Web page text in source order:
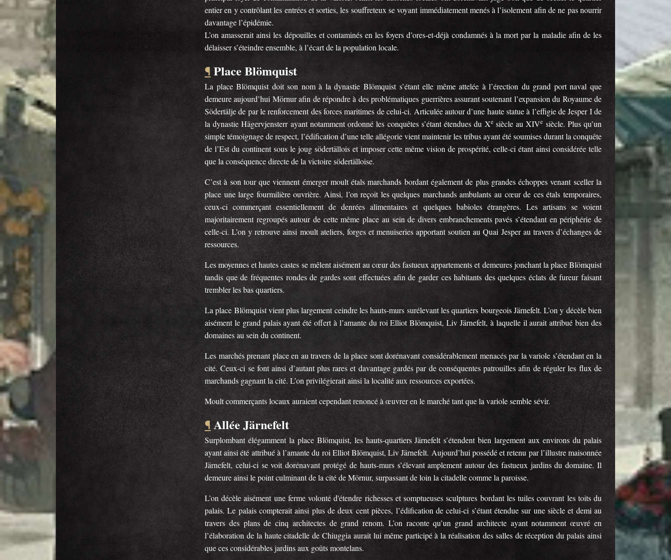
entier en y contrôlant les entrées et sorties, les souffreteux se voyant immédiatement menés à l’isolement afin de ne pas nourrir
davantage l’épidémie.
L’on amasserait ainsi les dépouilles et contaminés en les foyers d’ores-et-déjà condamnés à la mort par la maladie afin de les
délaisser s’éteindre ensemble, à l’écart de la population locale.
¶ Place Blömquist
La place Blömquist doit son nom à la dynastie Blömquist s’étant elle même attelée à l’érection du grand port naval que
demeure aujourd’hui Mörnur afin de répondre à des problématiques guerrières assurant soutenant l’expansion du Royaume de
Södertälje de par le renforcement des forces maritimes de celui-ci. Articulée autour d’une haute statue à l’effigie de Jesper I de
la dynastie Hägervjensterr ayant notamment ordonné les conquêtes s’étant étendues du Xesiècle au XIVe siècle. Plus qu’un
simple témoignage de respect, l’édification d’une telle allégorie vient maintenir les tribus ayant été soumises durant la conquête
de l’Est du continent sous le joug södertällois et imposer cette même vision de prospérité, celle-ci étant ainsi considérée telle
que la conséquence directe de la victoire södertälloise.
C’est à son tour que viennent émerger moult étals marchands bordant également de plus grandes échoppes venant sceller la
place une large fourmilière ouvrière. Ainsi, l’on reçoit les quelques marchands ambulants au cœur de ces étals temporaires,
ceux-ci commerçant essentiellement de denrées alimentaires et quelques babioles étrangères. Les artisans se voient
majoritairement regroupés autour de cette même place au sein de divers embranchements pavés s’étendant en périphérie de
celle-ci. L’on y retrouve ainsi moult ateliers, forges et menuiseries apportant soutien au Quai Jesper au travers d’échanges de
ressources.
Les moyennes et hautes castes se mêlent aisément au cœur des fastueux appartements et demeures jonchant la place Blömquist
tandis que de fréquentes rondes de gardes sont effectuées afin de garder ces habitants des quelques éclats de fureur faisant
trembler les bas quartiers.
La place Blömquist vient plus largement ceindre les hauts-murs surélevant les quartiers bourgeois Järnefelt. L’on y décèle bien
aisément le grand palais ayant été offert à l’amante du roi Elliot Blömquist, Liv Järnefelt, à laquelle il aurait attribué bien des
domaines au sein du continent.
Les marchés prenant place en au travers de la place sont dorénavant considérablement menacés par la variole s’étendant en la
cité. Ceux-ci se font ainsi d’autant plus rares et davantage gardés par de conséquentes patrouilles afin de réguler les flux de
marchands gagnant la cité. L’on privilégierait ainsi la localité aux ressources exportées.
Moult commerçants locaux auraient cependant renoncé à œuvrer en le marché tant que la variole semble sévir.
¶ Allée Järnefelt
Surplombant élégamment la place Blömquist, les hauts-quartiers Järnefelt s’étendent bien largement aux environs du palais
ayant ainsi été attribué à l’amante du roi Elliot Blömquist, Liv Järnefelt. Aujourd’hui possédé et retenu par l’illustre maisonnée
Järnefelt, celui-ci se voit dorénavant protégé de hauts-murs s’élevant amplement autour des fastueux jardins du domaine. Il
demeure ainsi le point culminant de la cité de Mörnur, surpassant de loin la citadelle comme la paroisse.
L’on décèle aisément une ferme volonté d'étendre richesses et somptueuses sculptures bordant les tuiles couvrant les toits du
palais. Le palais compterait ainsi plus de deux cent pièces, l’édification de celui-ci s’étant étendue sur une siècle et demi au
travers des plans de cinq architectes de grand renom. L’on raconte qu’un grand architecte ayant notamment œuvré en
l’élaboration de la haute citadelle de Chiuggia aurait lui même participé à la réalisation des salles de réception du palais ainsi
que ces considérables jardins aux goûts montelans.